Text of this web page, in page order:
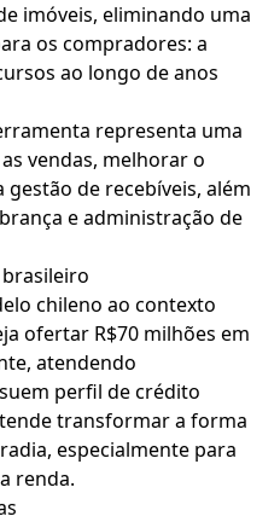
imóveis, eliminando uma
os compradores: a
ao longo de anos
representa uma
vendas, melhorar o
de recebíveis, além
e administração de
chileno ao contexto
ofertar R$70 milhões em
atendendo
perfil de crédito
transformar a forma
especialmente para
renda.